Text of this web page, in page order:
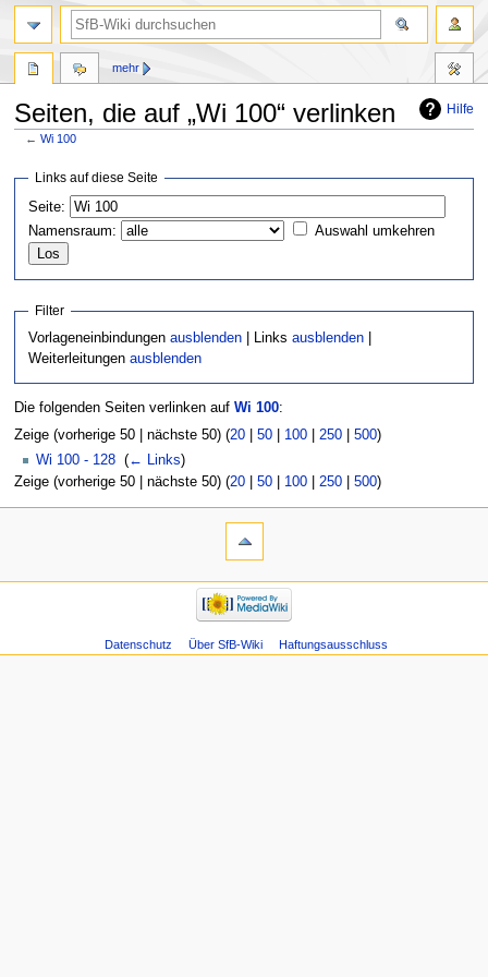
Hilfe
Seiten, die auf „Wi 100“ verlinken
←Wi 100
springen
springen
Links auf diese Seite
Seite:
Namensraum:
Auswahl umkehren
Filter
Vorlageneinbindungenausblenden | Linksausblenden
Weiterleitungenausblenden
Die folgenden Seiten verlinken auf Wi 100:
Zeige (vorherige 50 | nächste 50) (20| 50| 100| 250| 500)
Wi 100 - 128 (← Links)
Zeige (vorherige 50 | nächste 50) (20| 50| 100| 250| 500)
mehr
Datenschutz Über SfB-Wiki Haftungsausschluss